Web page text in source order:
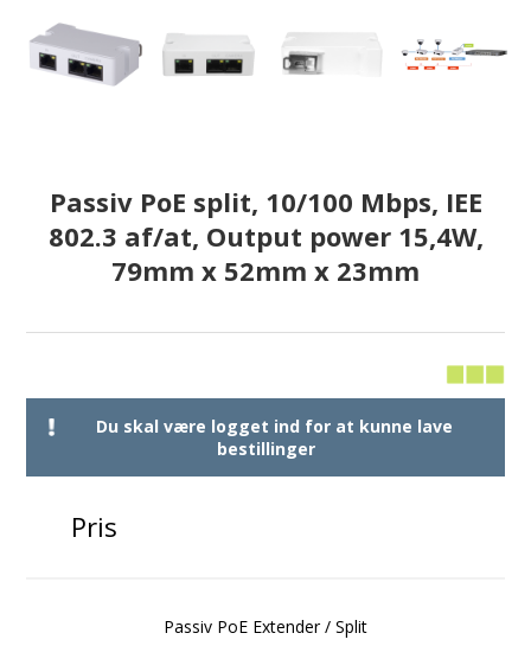
Passiv PoE split, 10/100 Mbps, IEE
802.3 af/at, Output power 15,4W,
79mm x 52mm x 23mm
Du skal være logget ind for at kunne lave
bestillinger
Pris
Passiv PoE Extender / Split